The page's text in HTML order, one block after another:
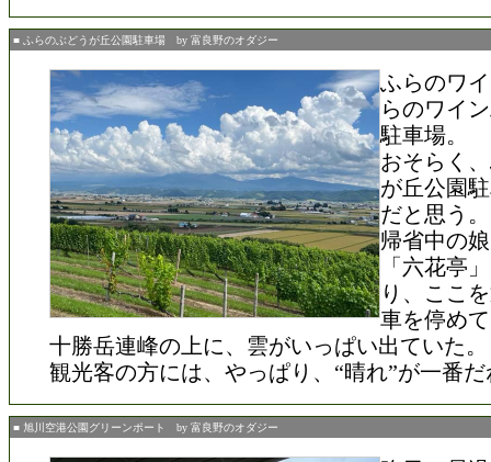
■ ふらのぶどうが丘公園駐車場 by 富良野のオダジー
ふらのワ
らのワイ
駐車場。
おそらく
が丘公園
だと思う。
帰省中の
「六花亭
り、ここ
車を停め
十勝岳連峰の上に、雲がいっぱい出ていた。
観光客の方には、やっぱり、“晴れ”が一番だ
■ 旭川空港公園グリーンポート by 富良野のオダジー